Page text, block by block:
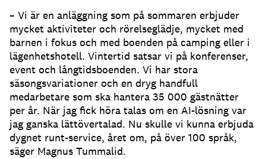
– Vi är en anläggning som på sommaren erbjuder
mycket aktiviteter och rörelseglädje, mycket med
barnen i fokus och med boenden på camping eller i
lägenhetshotell. Vintertid satsar vi på konferenser,
event och långtidsboenden. Vi har stora
säsongsvariationer och en dryg handfull
medarbetare som ska hantera 35 000 gästnätter
per år. När jag fick höra talas om en AI-lösning var
jag ganska lättövertalad. Nu skulle vi kunna erbjuda
dygnet runt-service, året om, på över 100 språk,
säger Magnus Tummalid.